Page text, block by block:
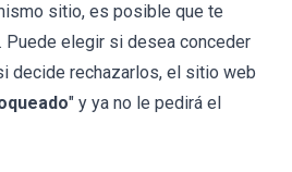
sitio, es posible que te
Puede elegir si desea conceder
decide rechazarlos, el sitio web
" y ya no le pedirá el